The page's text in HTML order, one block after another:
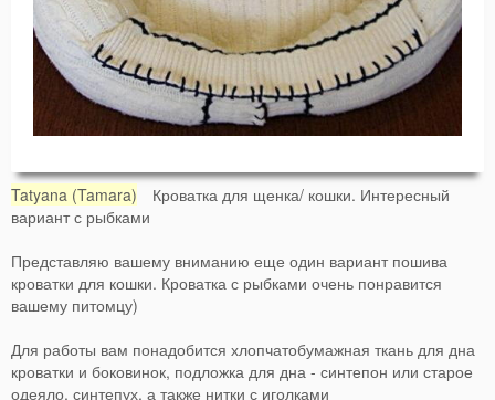
Tatyana (Tamara) Кроватка для щенка/ кошки. Интересный
вариант с рыбками
Представляю вашему вниманию еще один вариант пошива
кроватки для кошки. Кроватка с рыбками очень понравится
вашему питомцу)
Для работы вам понадобится хлопчатобумажная ткань для дна
кроватки и боковинок, подложка для дна - синтепон или старое
одеяло, синтепух, а также нитки с иголками